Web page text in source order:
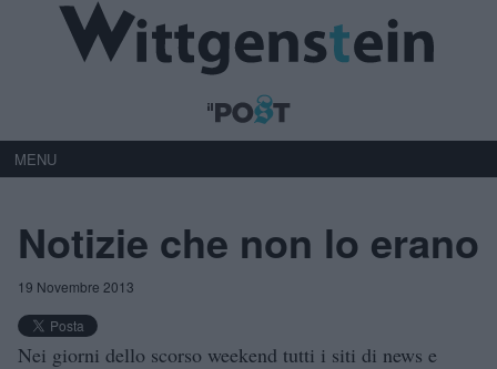
MENU
Notizie che non lo erano
19 Novembre 2013
Nei giorni dello scorso weekend tutti i siti di news e